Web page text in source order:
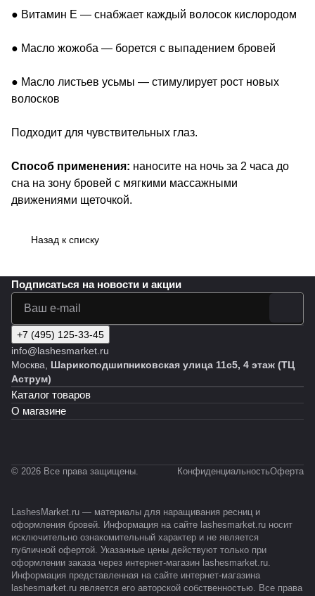
● Витамин E — снабжает каждый волосок кислородом
● Масло жожоба — борется с выпадением бровей
● Масло листьев усьмы — стимулирует рост новых
волосков
Подходит для чувствительных глаз.
Способ применения: наносите на ночь за 2 часа до
сна на зону бровей с мягкими массажными
движениями щеточкой.
Назад к списку
Подписаться на новости и акции
+7 (495) 125-33-45
info@lashesmarket.ru
Москва, Шарикоподшипниковская улица 11с5, 4 этаж (ТЦ
Аструм)
Каталог товаров
О магазине
© 2026 Все права защищены. КонфиденциальностьОферта
LashesMarket.ru — материалы для наращивания ресниц и
оформления бровей. Информация на сайте lashesmarket.ru носит
исключительно ознакомительный характер и не является
публичной офертой. Указанные цены действуют только при
оформлении заказа через интернет-магазин lashesmarket.ru.
Информация представленная на сайте интернет-магазина
lashesmarket.ru является его авторской собственностью. Все права